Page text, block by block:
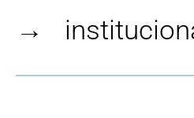
→